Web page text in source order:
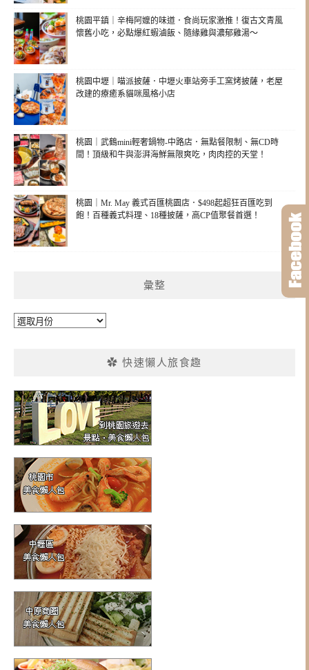
桃園平鎮｜辛梅阿嬤的味道．食尚玩家激推！復古文青風
懷舊小吃，必點爆紅蝦滷飯、隨緣雞與濃郁雞湯～
桃園中壢｜喵派披薩．中壢火車站旁手工窯烤披薩，老屋
改建的療癒系貓咪風格小店
桃園｜武鶴mini輕奢鍋物-中路店．無點餐限制、無CD時
間！頂級和牛與澎湃海鮮無限爽吃，肉肉控的天堂！
桃園｜Mr. May 義式百匯桃園店．$498起超狂百匯吃到
飽！百種義式料理、18種披薩，高CP值聚餐首選！
彙整
彙
✿ 快速懶人旅食趣